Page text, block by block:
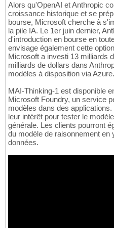
Alors qu'OpenAI et Anthropic
croissance historique et se
bourse, Microsoft cherche à
la pile IA. Le 1er juin dernier,
d'introduction en bourse en
envisage également cette
Microsoft a investi 13 milliards
milliards de dollars dans
modèles à disposition via Azure.
MAI-Thinking-1 est disponible
Microsoft Foundry, un service
modèles dans des
leur intérêt pour tester le
générale. Les clients pourront
du modèle de raisonnement en
données.